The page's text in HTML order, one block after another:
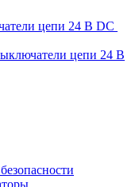
цепи 24 В DC
цепи 24 В